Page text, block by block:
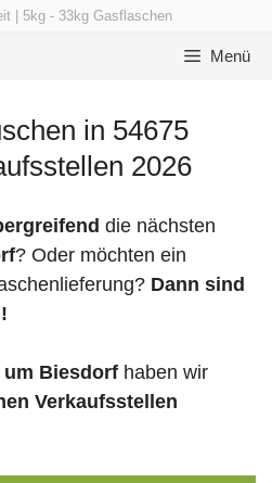
| 5kg - 33kg Gasflaschen
Menü
in 54675
2026
die nächsten
? Oder möchten ein
Dann sind
um Biesdorf haben wir
Verkaufsstellen